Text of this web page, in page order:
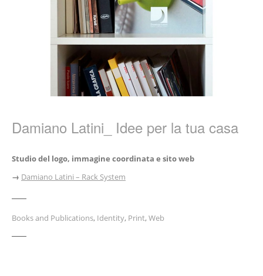
Damiano Latini_ Idee per la tua casa
Studio del logo, immagine coordinata e sito web
→ Damiano Latini – Rack System
Books and Publications, Identity, Print,Web